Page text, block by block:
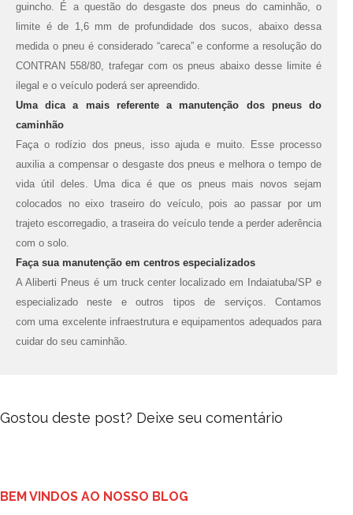
guincho. É a questão do desgaste dos pneus do caminhão, o
limite é de 1,6 mm de profundidade dos sucos, abaixo dessa
medida o pneu é considerado “careca” e conforme a resolução do
CONTRAN 558/80, trafegar com os pneus abaixo desse limite é
ilegal e o veículo poderá ser apreendido.
Uma dica a mais referente a manutenção dos pneus do
caminhão
Faça o rodízio dos pneus, isso ajuda e muito. Esse processo
auxilia a compensar o desgaste dos pneus e melhora o tempo de
vida útil deles. Uma dica é que os pneus mais novos sejam
colocados no eixo traseiro do veículo, pois ao passar por um
trajeto escorregadio, a traseira do veículo tende a perder aderência
com o solo.
Faça sua manutenção em centros especializados
A Aliberti Pneus é um truck center localizado em Indaiatuba/SP e
especializado neste e outros tipos de serviços. Contamos
com uma excelente infraestrutura e equipamentos adequados para
cuidar do seu caminhão.
Gostou deste post? Deixe seu comentário
BEM VINDOS AO NOSSO BLOG